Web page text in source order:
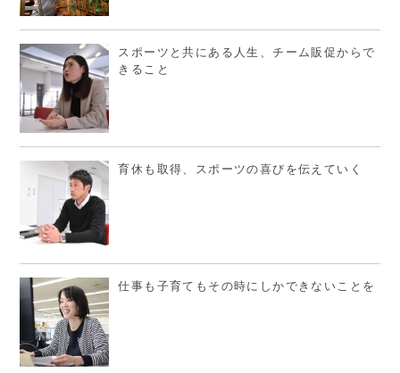
スポーツと共にある人生、チーム販促からで
きること
育休も取得、スポーツの喜びを伝えていく
仕事も子育てもその時にしかできないことを